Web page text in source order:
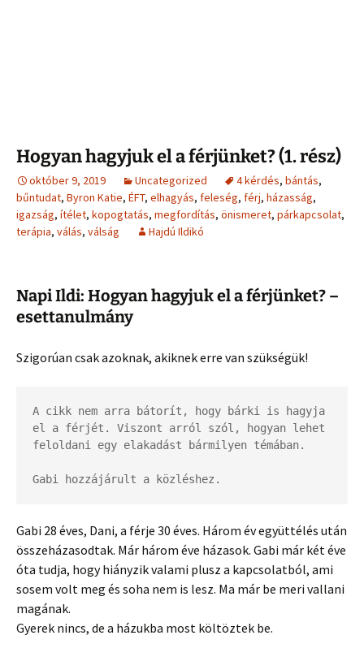
Hogyan hagyjuk el a férjünket? (1. rész)
október 9, 2019 Uncategorized 4 kérdés, bántás,
bűntudat, Byron Katie, ÉFT, elhagyás, feleség, férj, házasság,
igazság, ítélet, kopogtatás, megfordítás, önismeret, párkapcsolat,
terápia, válás, válság Hajdú Ildikó
Napi Ildi: Hogyan hagyjuk el a férjünket? –
esettanulmány
Szigorúan csak azoknak, akiknek erre van szükségük!
A cikk nem arra bátorít, hogy bárki is hagyja
el a férjét. Viszont arról szól, hogyan lehet
feloldani egy elakadást bármilyen témában.
Gabi hozzájárult a közléshez.
Gabi 28 éves, Dani, a férje 30 éves. Három év együttélés után
összeházasodtak. Már három éve házasok. Gabi már két éve
óta tudja, hogy hiányzik valami plusz a kapcsolatból, ami
sosem volt meg és soha nem is lesz. Ma már be meri vallani
magának.
Gyerek nincs, de a házukba most költöztek be.